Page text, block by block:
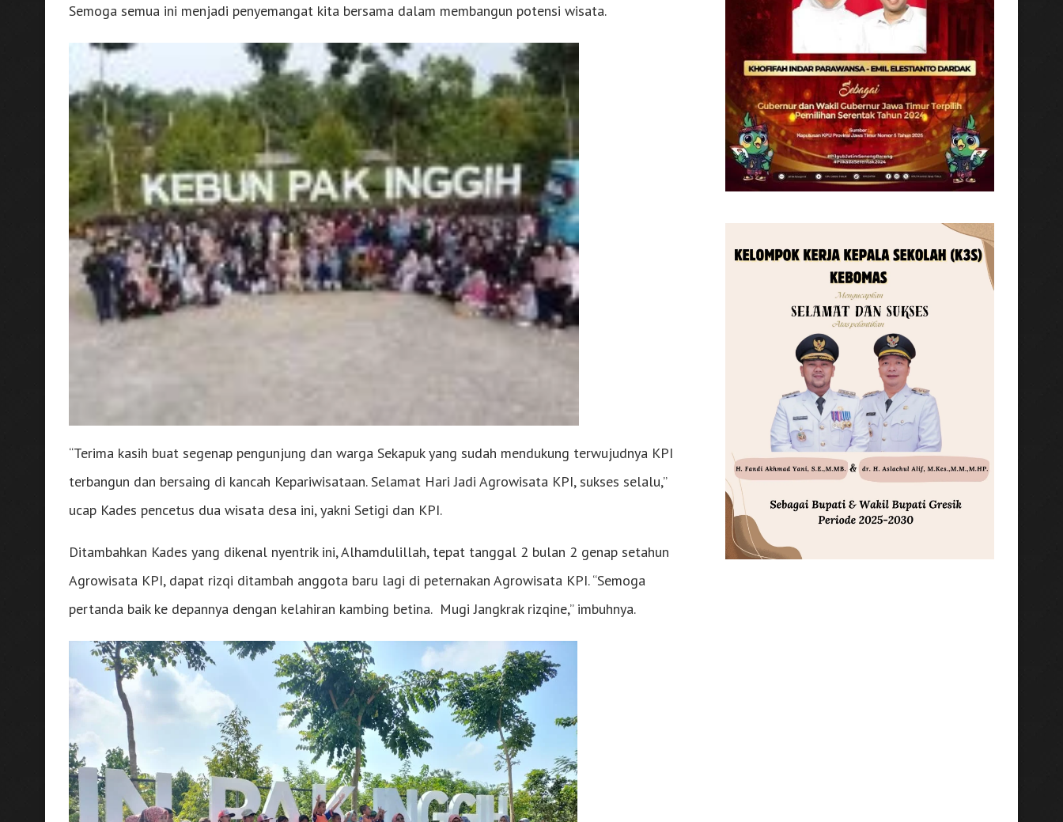
Semoga semua ini menjadi penyemangat kita bersama dalam membangun potensi wisata.
“Terima kasih buat segenap pengunjung dan warga Sekapuk yang sudah mendukung terwujudnya KPI
terbangun dan bersaing di kancah Kepariwisataan. Selamat Hari Jadi Agrowisata KPI, sukses selalu,”
ucap Kades pencetus dua wisata desa ini, yakni Setigi dan KPI.
Ditambahkan Kades yang dikenal nyentrik ini, Alhamdulillah, tepat tanggal 2 bulan 2 genap setahun
Agrowisata KPI, dapat rizqi ditambah anggota baru lagi di peternakan Agrowisata KPI. “Semoga
pertanda baik ke depannya dengan kelahiran kambing betina. Mugi Jangkrak rizqine,” imbuhnya.